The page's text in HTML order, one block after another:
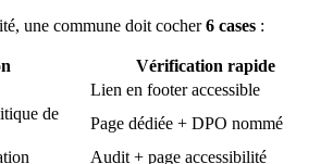
une commune doit cocher6 cases :
Vérification rapide
Lien en footer accessible
de
Page dédiée + DPO nommé
Audit + page accessibilité